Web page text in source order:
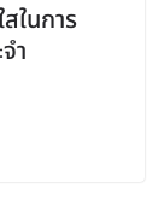
ในการ
ำ